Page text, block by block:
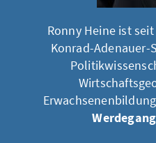
Ronny Heine ist
Konrad-